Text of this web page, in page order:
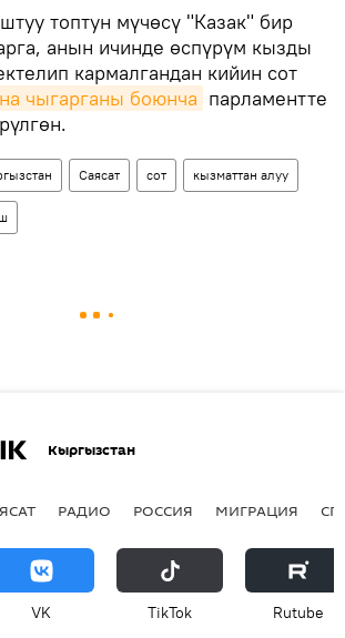
топтун мүчөсү "Казак" бир
анын ичинде өспүрүм кызды
кармалгандан кийин сот
чыгарганы боюнча парламентте
Саясат сот кызматтан алуу
Кыргызстан
РАДИО РОССИЯ МИГРАЦИЯ
VK ТikТоk Rutube